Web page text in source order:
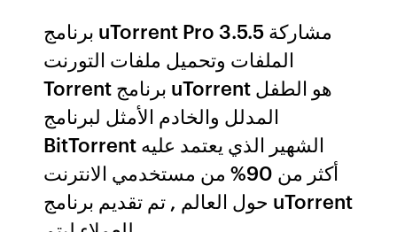
برنامج uTorrent Pro 3.5.5 مشاركة
الملفات وتحميل ملفات التورنت
Torrent برنامج uTorrent هو الطفل
المدلل والخادم الأمثل لبرنامج
BitTorrent الشهير الذي يعتمد عليه
أكثر من 90% من مستخدمي الانترنت
حول العالم , تم تقديم برنامج uTorrent